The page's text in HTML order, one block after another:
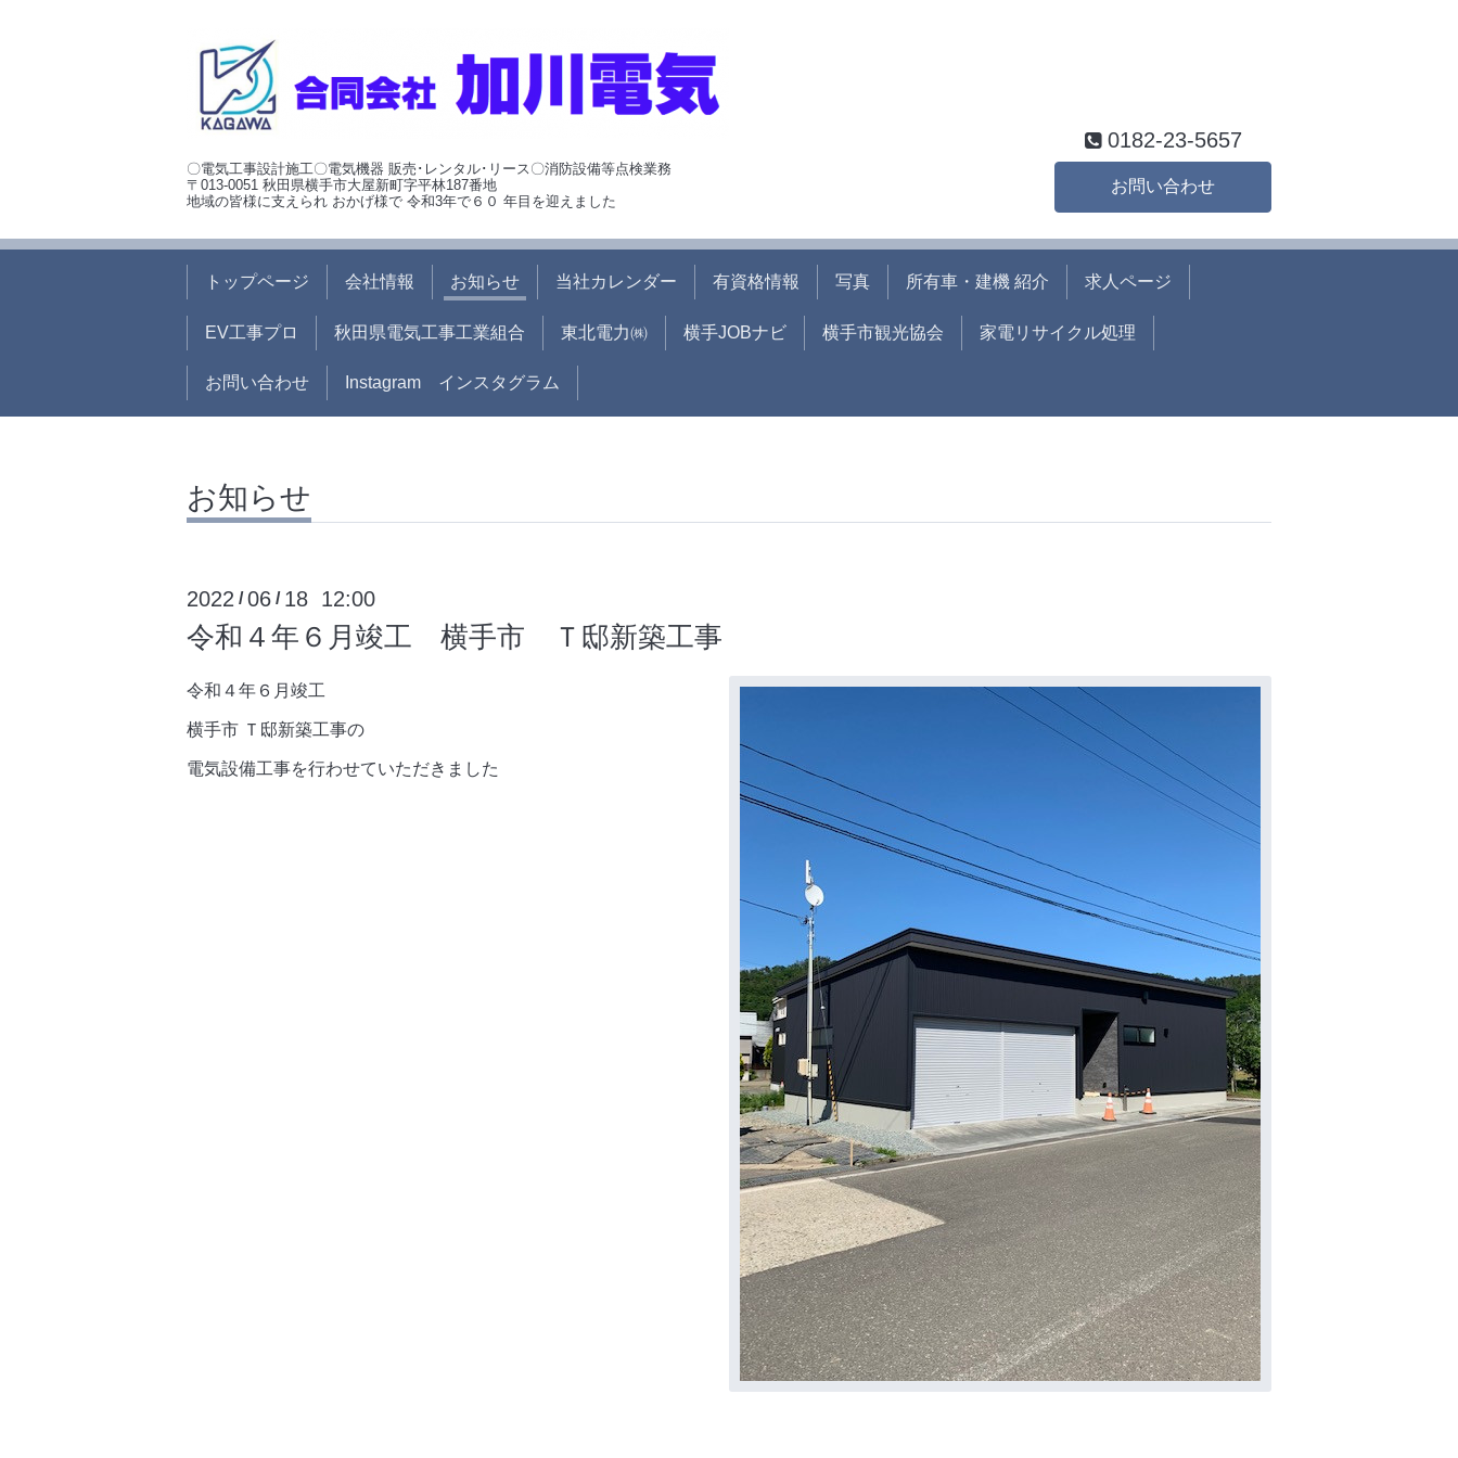
〇電気工事設計施工〇電気機器 販売･レンタル･リース〇消防設備等点検業務
〒013-0051 秋田県横手市大屋新町字平林187番地
地域の皆様に支えられ おかげ様で 令和3年で６０ 年目を迎えました
0182-23-5657
お問い合わせ
トップページ 会社情報 お知らせ 当社カレンダー 有資格情報 写真 所有車・建機 紹介 求人ページ
EV工事プロ 秋田県電気工事工業組合 東北電力㈱ 横手JOBナビ 横手市観光協会 家電リサイクル処理
お問い合わせ Instagram インスタグラム
お知らせ
2022 /06 / 18 12:00
令和４年６月竣工 横手市 Ｔ邸新築工事
令和４年６月竣工
横手市 Ｔ邸新築工事の
電気設備工事を行わせていただきました